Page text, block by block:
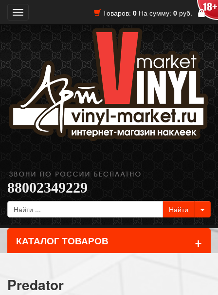
Товаров: 0 На сумму: 0 руб.
Toggle
navigation
88002349229
КАТАЛОГ ТОВАРОВ +
Predator